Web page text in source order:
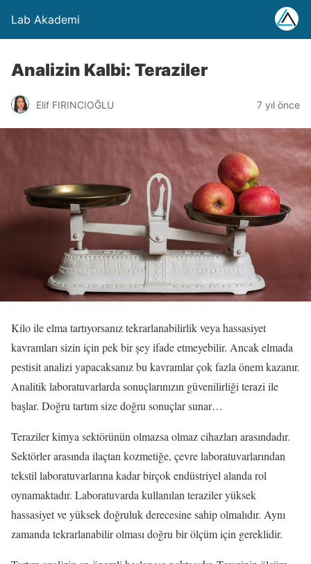
Lab Akademi
Analizin Kalbi: Teraziler
Elif FIRINCIOĞLU 7 yıl önce
Kilo ile elma tartıyorsanız tekrarlanabilirlik veya hassasiyet
kavramları sizin için pek bir şey ifade etmeyebilir. Ancak elmada
pestisit analizi yapacaksanız bu kavramlar çok fazla önem kazanır.
Analitik laboratuvarlarda sonuçlarınızın güvenilirliği terazi ile
başlar. Doğru tartım size doğru sonuçlar sunar…
Teraziler kimya sektörünün olmazsa olmaz cihazları arasındadır.
Sektörler arasında ilaçtan kozmetiğe, çevre laboratuvarlarından
tekstil laboratuvarlarına kadar birçok endüstriyel alanda rol
oynamaktadır. Laboratuvarda kullanılan teraziler yüksek
hassasiyet ve yüksek doğruluk derecesine sahip olmalıdır. Aynı
zamanda tekrarlanabilir olması doğru bir ölçüm için gereklidir.